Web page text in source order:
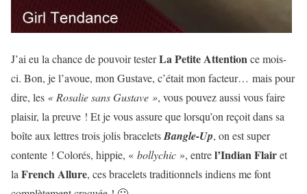
J’ai eu la chance de pouvoir testerLa Petite Attentionce mois-
ci. Bon, je l’avoue, mon Gustave, c’était mon facteur… mais pour
dire, les « Rosalie sans Gustave », vous pouvez aussi vous faire
plaisir, la preuve ! Et je vous assure que lorsqu’on reçoit dans sa
boîte aux lettres trois jolis braceletsBangle-Up, on est super
contente ! Colorés, hippie, « bollychic », entrel’Indian Flairet
laFrench Allure, ces bracelets traditionnels indiens me font